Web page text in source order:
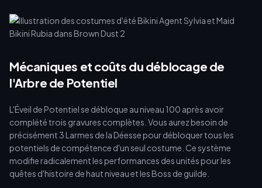
garantit d'obtenir les Dia nécessaires de manière sécurisée et
instantanée.
Mécaniques et coûts du déblocage de
l'Arbre de Potentiel
L'Éveil de Potentiel se débloque au niveau 100 après avoir
complété trois gravures complètes. Vous aurez besoin de
précisément 3 Larmes de la Déesse pour débloquer tous les
potentiels de compétence d'un seul costume. Ce système
modifie radicalement les performances des unités pour les
quêtes d'histoire de haut niveau et les Boss de guilde.